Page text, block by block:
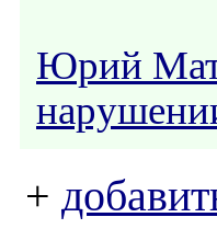
Юрий
+